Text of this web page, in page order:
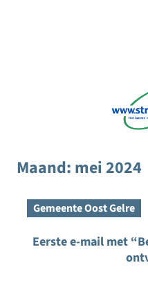
Maand: mei 2024
Gemeente Oost Gelre
Eerste e-mail met